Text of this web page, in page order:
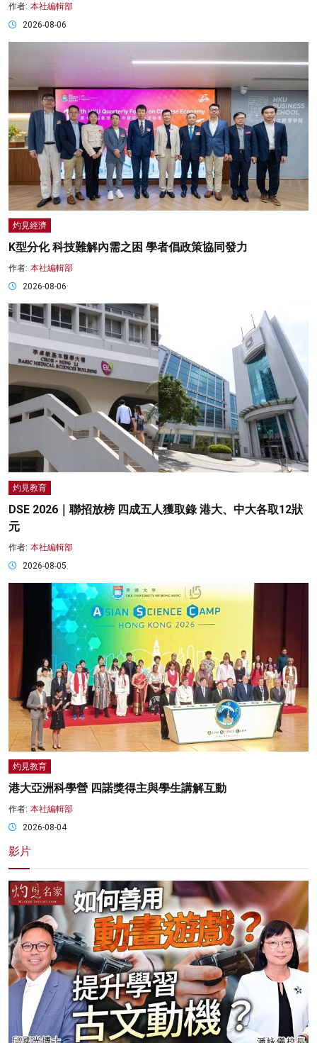
作者: 本社編輯部
2026-08-06
灼見經濟
K型分化 科技難解內需之困 學者倡政策協同發力
作者: 本社編輯部
2026-08-06
灼見教育
DSE 2026｜聯招放榜 四成五人獲取錄 港大、中大各取12狀
元
作者: 本社編輯部
2026-08-05
灼見教育
港大亞洲科學營 四諾獎得主與學生講解互動
作者: 本社編輯部
2026-08-04
影片